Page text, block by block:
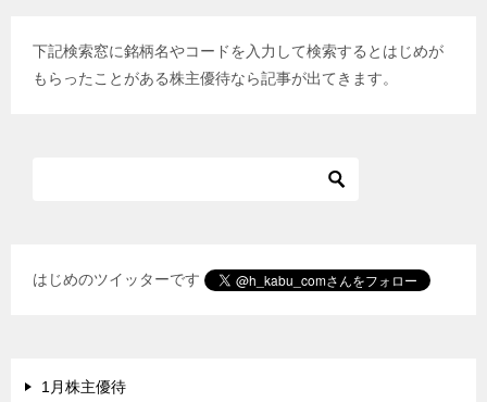
下記検索窓に銘柄名やコードを入力して検索するとはじめが
もらったことがある株主優待なら記事が出てきます。
はじめのツイッターです
1月株主優待